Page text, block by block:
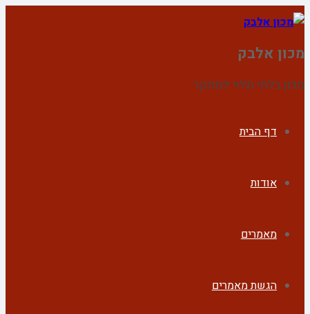
מכון אלבק
מכון בלתי תלוי למחקר
דף הבית
אודות
מאמרים
הגשת מאמרים